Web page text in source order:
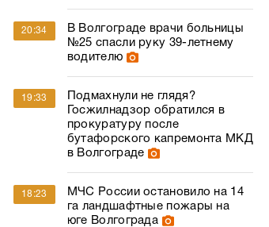
20:34
В Волгограде врачи больницы
№25 спасли руку 39-летнему
водителю
19:33
Подмахнули не глядя?
Госжилнадзор обратился в
прокуратуру после
бутафорского капремонта МКД
в Волгограде
18:23
МЧС России остановило на 14
га ландшафтные пожары на
юге Волгограда